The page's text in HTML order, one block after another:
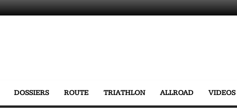
DOSSIERS ROUTE TRIATHLON ALLROAD VIDEOS